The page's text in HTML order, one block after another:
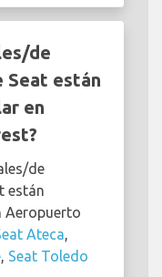
de
Seat están
en
de
están
Aeropuerto
Ateca
Seat Toledo